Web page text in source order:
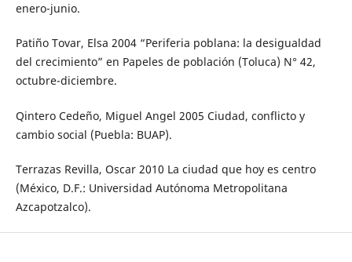
enero-junio.
Patiño Tovar, Elsa 2004 “Periferia poblana: la desigualdad
del crecimiento” en Papeles de población (Toluca) N° 42,
octubre-diciembre.
Qintero Cedeño, Miguel Angel 2005 Ciudad, conflicto y
cambio social (Puebla: BUAP).
Terrazas Revilla, Oscar 2010 La ciudad que hoy es centro
(México, D.F.: Universidad Autónoma Metropolitana
Azcapotzalco).